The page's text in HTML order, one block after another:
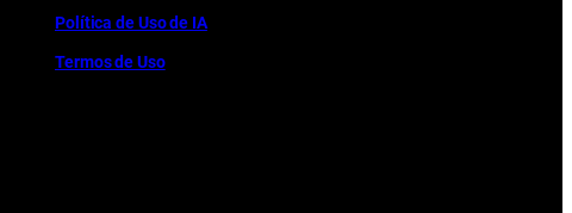
Política de Uso de IA
Termos de Uso